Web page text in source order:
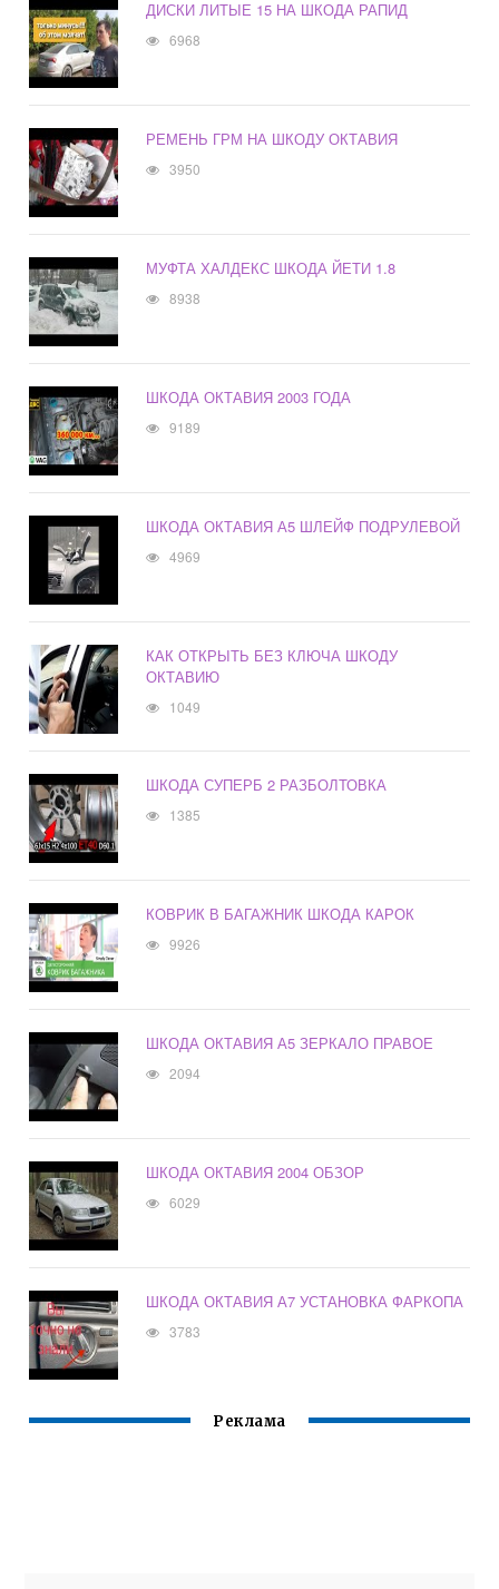
ДИСКИ ЛИТЫЕ 15 НА ШКОДА РАПИД
6968
РЕМЕНЬ ГРМ НА ШКОДУ ОКТАВИЯ
3950
МУФТА ХАЛДЕКС ШКОДА ЙЕТИ 1.8
8938
ШКОДА ОКТАВИЯ 2003 ГОДА
9189
ШКОДА ОКТАВИЯ А5 ШЛЕЙФ ПОДРУЛЕВОЙ
4969
КАК ОТКРЫТЬ БЕЗ КЛЮЧА ШКОДУ
ОКТАВИЮ
1049
ШКОДА СУПЕРБ 2 РАЗБОЛТОВКА
1385
КОВРИК В БАГАЖНИК ШКОДА КАРОК
9926
ШКОДА ОКТАВИЯ А5 ЗЕРКАЛО ПРАВОЕ
2094
ШКОДА ОКТАВИЯ 2004 ОБЗОР
6029
ШКОДА ОКТАВИЯ А7 УСТАНОВКА ФАРКОПА
3783
Реклама